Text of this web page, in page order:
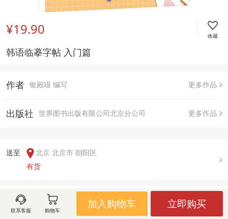
¥19.90 收藏
韩语临摹字帖 入门篇
作者 银殿喵 编写 更多作品
出版社 世界图书出版有限公司北京分公司 更多作品
送至
北京 北京市 朝阳区
有货
用户评论(
联系客服 购物车
加入购物车 立即购买